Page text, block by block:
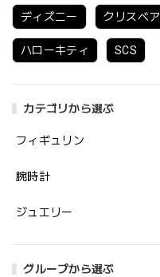
ディズニー クリスベア
ハローキティ SCS
カテゴリから選ぶ
フィギュリン
腕時計
ジュエリー
グループから選ぶ